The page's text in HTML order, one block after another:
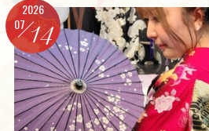
2026
07 14